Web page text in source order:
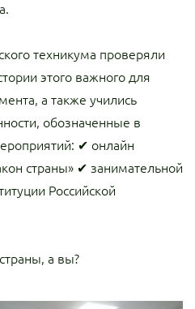
техникума проверяли
этого важного для
а также учились
обозначенные в
✔ онлайн
страны» ✔ занимательной
Российской
а вы?